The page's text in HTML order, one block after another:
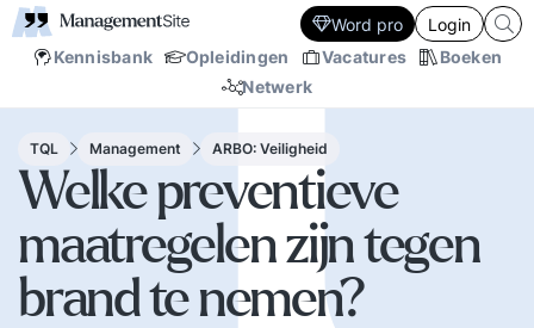
Kennisbank Opleidingen Vacatures
Boeken
Netwerk
Word pro Login
TQL Management ARBO: Veiligheid
Welke preventieve
maatregelen zijn tegen
brand te nemen?